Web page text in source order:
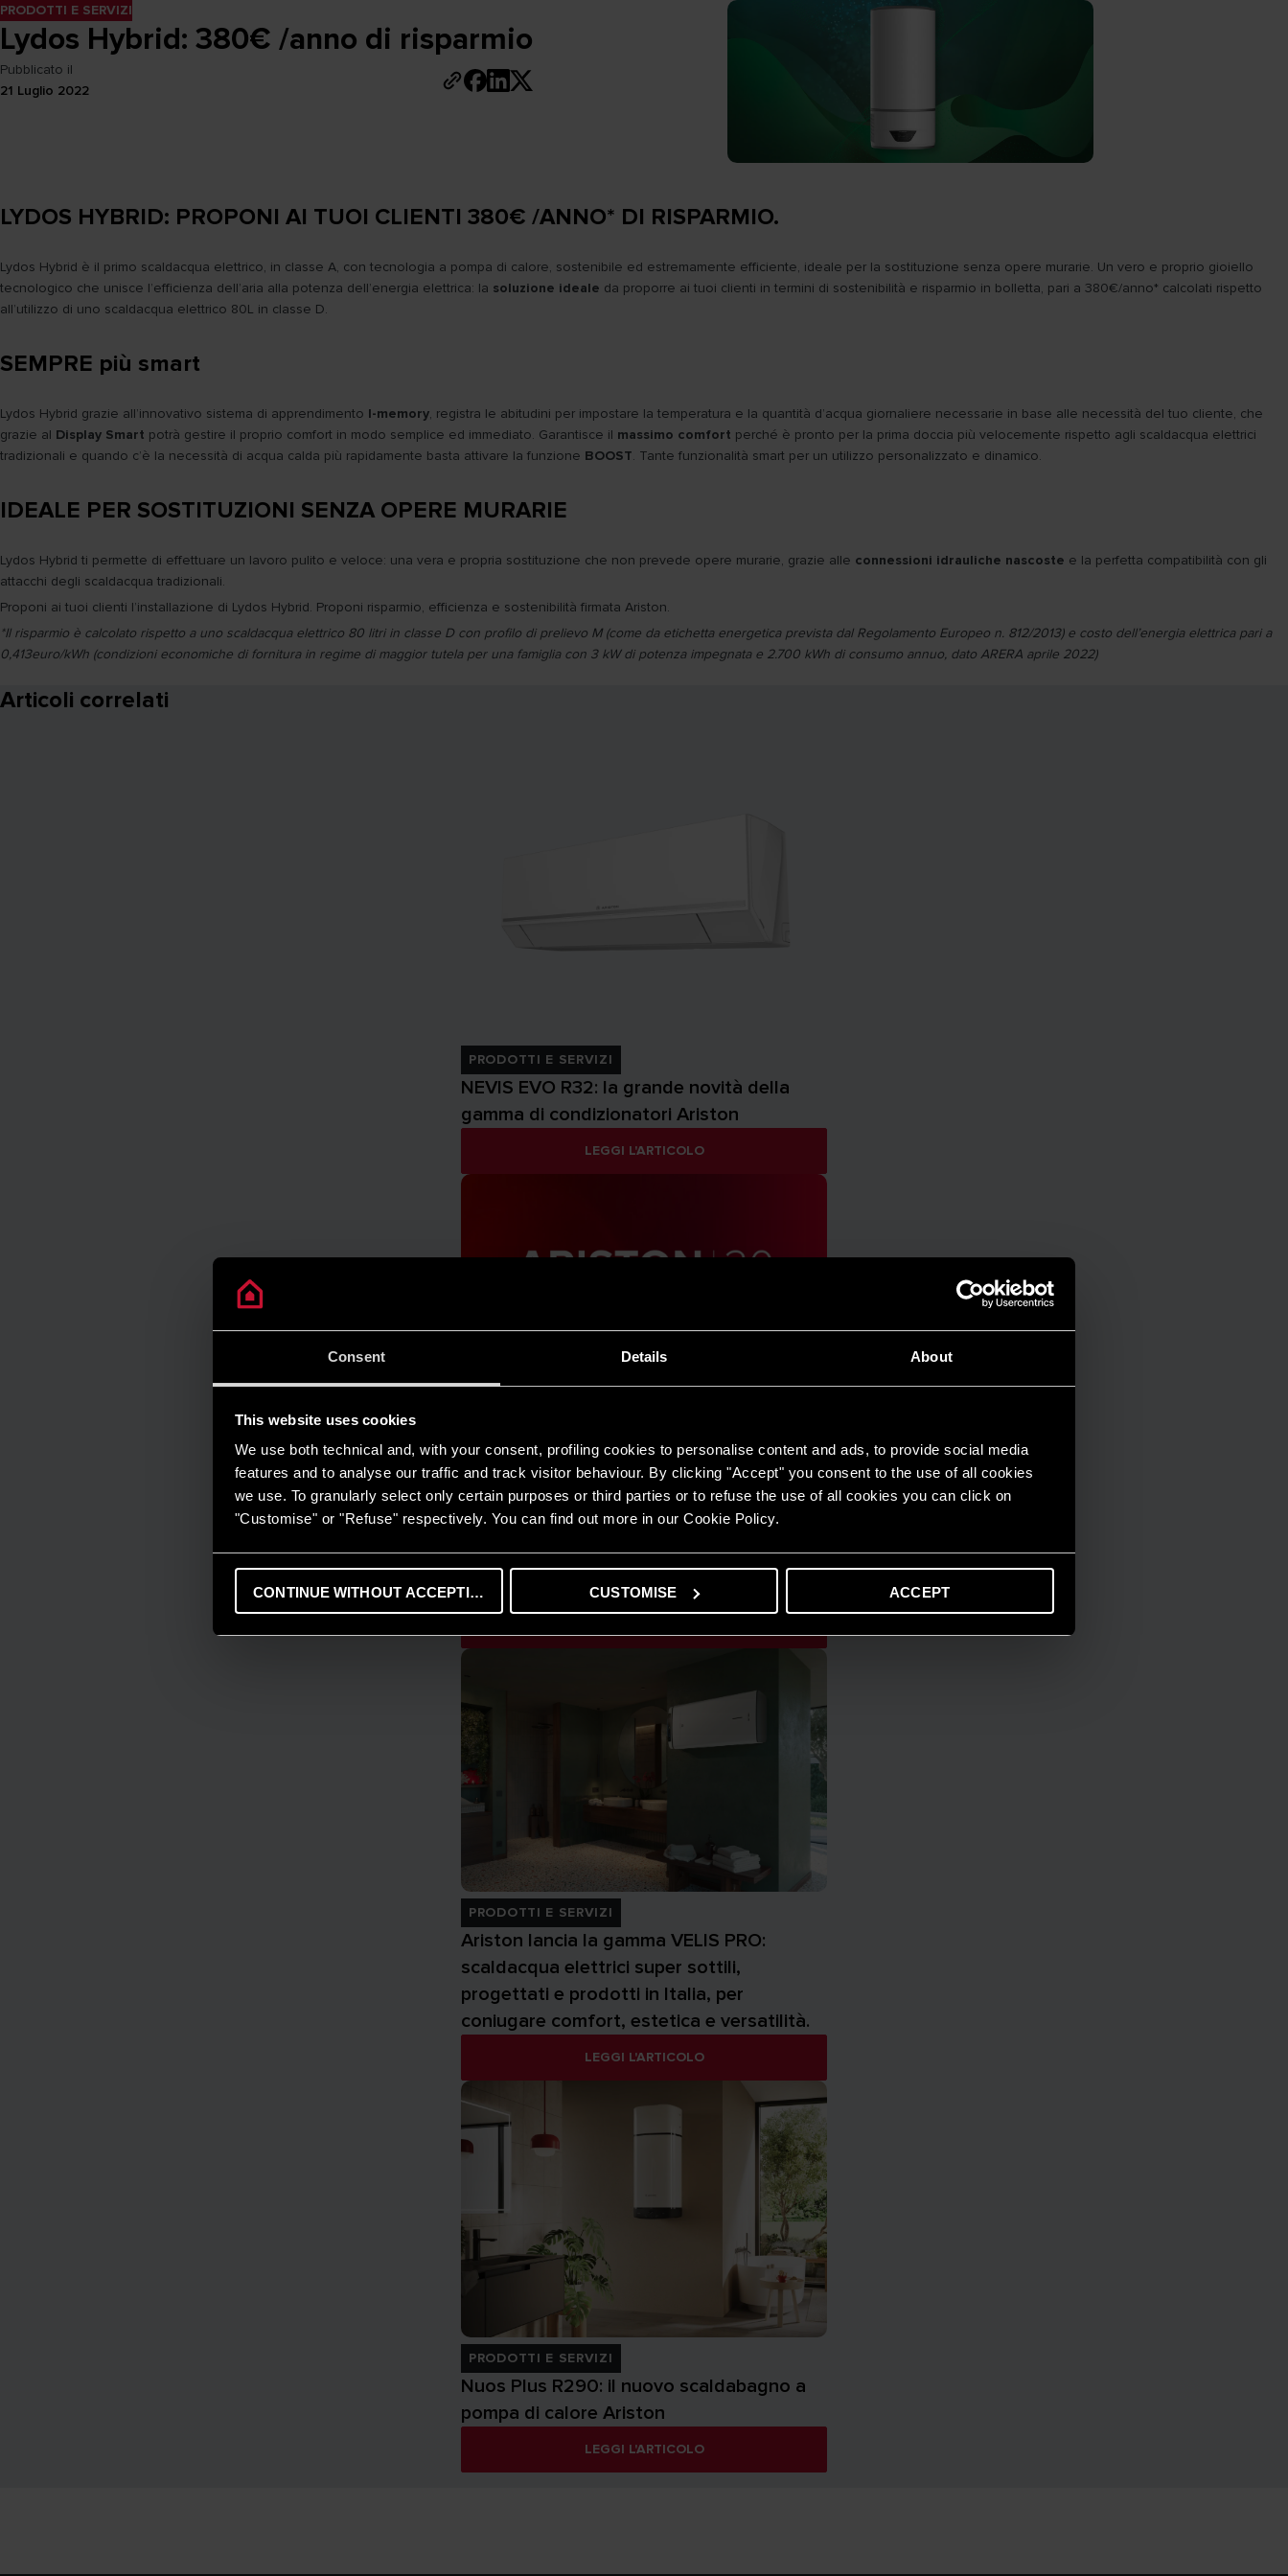
Consent Details About
This website uses cookies
We use both technical and, with your consent, profiling cookies to personalise content and ads, to provide social media
features and to analyse our traffic and track visitor behaviour. By clicking "Accept" you consent to the use of all cookies
we use. To granularly select only certain purposes or third parties or to refuse the use of all cookies you can click on
"Customise" or "Refuse" respectively. You can find out more in our Cookie Policy.
CONTINUE WITHOUT ACCEPTING CUSTOMISE ACCEPT
PRODOTTI E SERVIZI
Lydos Hybrid: 380€ /anno di risparmio
Pubblicato il
21 Luglio 2022
LYDOS HYBRID: PROPONI AI TUOI CLIENTI 380€ /ANNO* DI RISPARMIO.
Lydos Hybrid è il primo scaldacqua elettrico, in classe A, con tecnologia a pompa di calore, sostenibile ed estremamente efficiente, ideale per la sostituzione senza opere murarie. Un vero e proprio gioiello
tecnologico che unisce l’efficienza dell’aria alla potenza dell’energia elettrica: la soluzione ideale da proporre ai tuoi clienti in termini di sostenibilità e risparmio in bolletta, pari a 380€/anno* calcolati rispetto
all’utilizzo di uno scaldacqua elettrico 80L in classe D.
SEMPRE più smart
Lydos Hybrid grazie all’innovativo sistema di apprendimento I-memory, registra le abitudini per impostare la temperatura e la quantità d’acqua giornaliere necessarie in base alle necessità del tuo cliente, che
grazie al Display Smart potrà gestire il proprio comfort in modo semplice ed immediato. Garantisce il massimo comfort perché è pronto per la prima doccia più velocemente rispetto agli scaldacqua elettrici
tradizionali e quando c’è la necessità di acqua calda più rapidamente basta attivare la funzione BOOST. Tante funzionalità smart per un utilizzo personalizzato e dinamico.
IDEALE PER SOSTITUZIONI SENZA OPERE MURARIE
Lydos Hybrid ti permette di effettuare un lavoro pulito e veloce: una vera e propria sostituzione che non prevede opere murarie, grazie alle connessioni idrauliche nascoste e la perfetta compatibilità con gli
attacchi degli scaldacqua tradizionali.
Proponi ai tuoi clienti l’installazione di Lydos Hybrid. Proponi risparmio, efficienza e sostenibilità firmata Ariston.
*Il risparmio è calcolato rispetto a uno scaldacqua elettrico 80 litri in classe D con profilo di prelievo M (come da etichetta energetica prevista dal Regolamento Europeo n. 812/2013) e costo dell’energia elettrica pari a
0,413euro/kWh (condizioni economiche di fornitura in regime di maggior tutela per una famiglia con 3 kW di potenza impegnata e 2.700 kWh di consumo annuo, dato ARERA aprile 2022)
Articoli correlati
PRODOTTI E SERVIZI
NEVIS EVO R32: la grande novità della
gamma di condizionatori Ariston
LEGGI L'ARTICOLO
Ariston on Tour 2024
PRODOTTI E SERVIZI
Ariston lancia la gamma VELIS PRO:
scaldacqua elettrici super sottili,
progettati e prodotti in Italia, per
coniugare comfort, estetica e versatilità.
LEGGI L'ARTICOLO
PRODOTTI E SERVIZI
Nuos Plus R290: il nuovo scaldabagno a
pompa di calore Ariston
LEGGI L'ARTICOLO